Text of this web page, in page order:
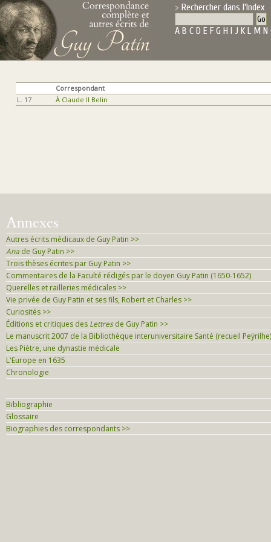
Rechercher dans l'Index
A B C D E F G H I J K L M N